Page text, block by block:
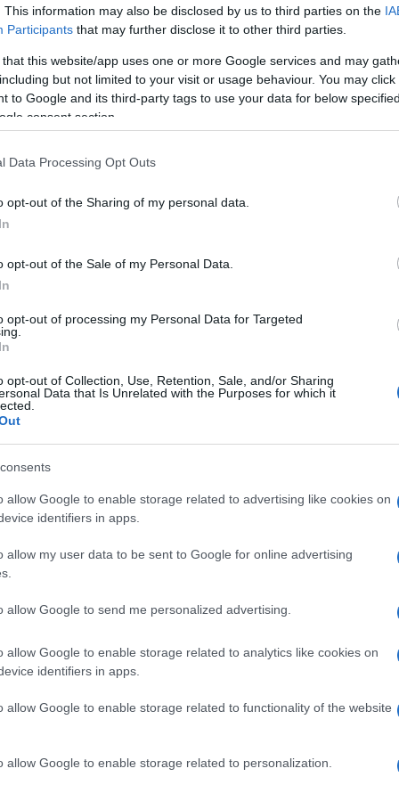
This information may also be disclosed by us to third parties on the
Participants that may further disclose it to other third parties.
that this website/app uses one or more Google services and may
but not limited to your visit or usage behaviour. You may
to Google and its third-party tags to use your data for below
consent section.
Data Processing Opt Outs
opt-out of the Sharing of my personal data.
opt-out of the Sale of my Personal Data.
opt-out of processing my Personal Data for Targeted
opt-out of Collection, Use, Retention, Sale, and/or Sharing
Data that Is Unrelated with the Purposes for which it
allow Google to enable storage related to advertising like cookies on
identifiers in apps.
allow my user data to be sent to Google for online advertising
allow Google to send me personalized advertising.
allow Google to enable storage related to analytics like cookies on
identifiers in apps.
allow Google to enable storage related to functionality of the website
allow Google to enable storage related to personalization.
como un pilar esencial.
y un 14% del empleo, está enfrentando un gran
las transacciones con tarjetas
aumentado un 10% hasta junio, aunque esto
22% observado en todo 2024. Además, las
enero y mayo, comparado con el crecimiento del
genera preocupación en la industria turística,
mercado.
catalana
y lo que algunos llaman ‘turismofobia’ ha
atraer a un tipo de visitante más selecto, se están
Miguel Cardoso, economista jefe para España en
el desafío de cómo crecer en el futuro, centrándose
con estrellas Michelin y mejoras en la